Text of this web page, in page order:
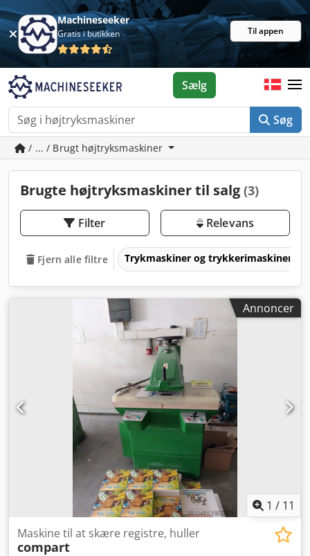
Machineseeker
Gratis i butikken Til appen
Søg
Sælg
/ ... / Brugt højtryksmaskiner
Brugte højtryksmaskiner til salg (3)
Filter Relevans
Fjern alle filtre Trykmaskiner og trykkerimaskiner
Annoncer
1 / 11
Maskine til at skære registre, huller
compart